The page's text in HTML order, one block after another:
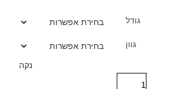
גודל
גוון
נקה